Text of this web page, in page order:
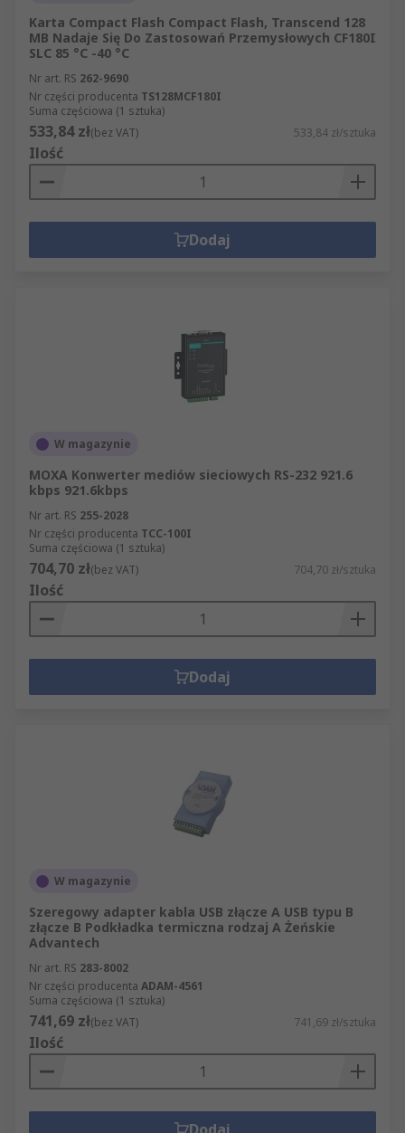
Karta Compact Flash Compact Flash, Transcend 128
MB Nadaje Się Do Zastosowań Przemysłowych CF180I
SLC 85 °C -40 °C
Nr art. RS 262-9690
Nr części producenta TS128MCF180I
Suma częściowa (1 sztuka)
533,84 zł(bez VAT) 533,84 zł/sztuka
Ilość
Dodaj
W magazynie
MOXA Konwerter mediów sieciowych RS-232 921.6
kbps 921.6kbps
Nr art. RS 255-2028
Nr części producenta TCC-100I
Suma częściowa (1 sztuka)
704,70 zł(bez VAT) 704,70 zł/sztuka
Ilość
Dodaj
W magazynie
Szeregowy adapter kabla USB złącze A USB typu B
złącze B Podkładka termiczna rodzaj A Żeńskie
Advantech
Nr art. RS 283-8002
Nr części producenta ADAM-4561
Suma częściowa (1 sztuka)
741,69 zł(bez VAT) 741,69 zł/sztuka
Ilość